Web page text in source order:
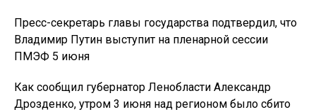
Пресс-секретарь главы государства подтвердил, что
Владимир Путин выступит на пленарной сессии
ПМЭФ 5 июня
Как сообщил губернатор Ленобласти Александр
Дрозденко, утром 3 июня над регионом было сбито